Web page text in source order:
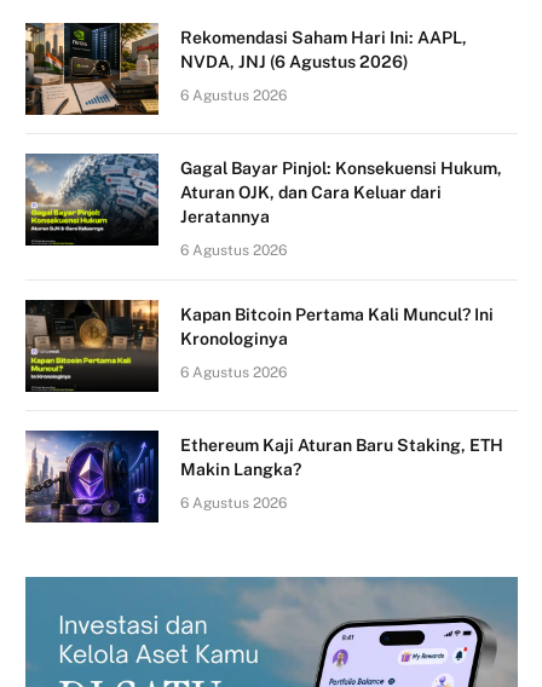
Rekomendasi Saham Hari Ini: AAPL,
NVDA, JNJ (6 Agustus 2026)
6 Agustus 2026
Gagal Bayar Pinjol: Konsekuensi Hukum,
Aturan OJK, dan Cara Keluar dari
Jeratannya
6 Agustus 2026
Kapan Bitcoin Pertama Kali Muncul? Ini
Kronologinya
6 Agustus 2026
Ethereum Kaji Aturan Baru Staking, ETH
Makin Langka?
6 Agustus 2026